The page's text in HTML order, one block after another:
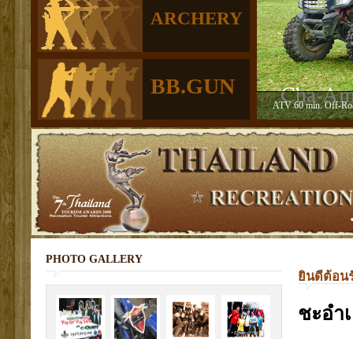
ARCHERY
BB.GUN
PHOTO GALLERY
ยินดีต้อน
ชะอำ